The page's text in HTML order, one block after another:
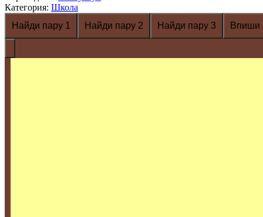
Категория: Школа
Найди пару 1
Найди пару 2 Найди пару 3 Впиши